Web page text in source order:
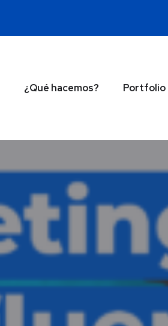
¿Qué hacemos? Portfolio